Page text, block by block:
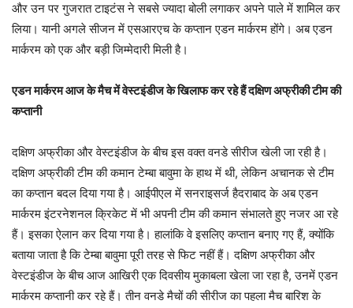
और उन पर गुजरात टाइटंस ने सबसे ज्‍यादा बोली लगाकर अपने पाले में शामिल कर
लिया। यानी अगले सीजन में एसआरएच के कप्‍तान एडन मार्करम होंगे। अब एडन
मार्करम को एक और बड़ी जिम्‍मेदारी मिली है।
एडन मार्करम आज के मैच में वेस्‍टइंडीज के खिलाफ कर रहे हैं दक्षिण अफ्रीकी टीम की
कप्‍तानी
दक्षिण अफ्रीका और वेस्‍टइंडीज के बीच इस वक्‍त वनडे सीरीज खेली जा रही है।
दक्षिण अफ्रीकी टीम की कमान टेम्‍बा बावुमा के हाथ में थी, लेकिन अचानक से टीम
का कप्‍तान बदल दिया गया है। आईपीएल में सनराइसर्ज हैदराबाद के अब एडन
मार्करम इंटरनेशनल क्रिकेट में भी अपनी टीम की कमान संभालते हुए नजर आ रहे
हैं। इसका ऐलान कर दिया गया है। हालांकि वे इसलिए कप्‍तान बनाए गए हैं, क्‍योंकि
बताया जाता है कि टेम्‍बा बावुमा पूरी तरह से फिट नहीं हैं। दक्षिण अफ्रीका और
वेस्‍टइंडीज के बीच आज आखिरी एक दिवसीय मुकाबला खेला जा रहा है, उनमें एडन
मार्करम कप्‍तानी कर रहे हैं। तीन वनडे मैचों की सीरीज का पहला मैच बारिश के